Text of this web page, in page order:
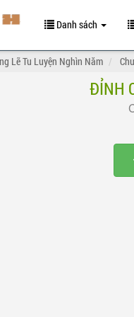
Danh sách
Lẽ Tu Luyện Nghìn Năm
ĐỈNH